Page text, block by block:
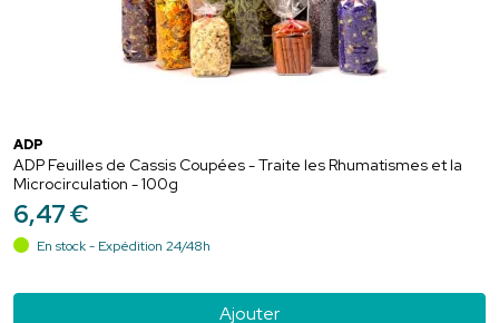
ADP
ADP Feuilles de Cassis Coupées - Traite les Rhumatismes et la
Microcirculation - 100g
6,47€
En stock - Expédition 24/48h
Ajouter